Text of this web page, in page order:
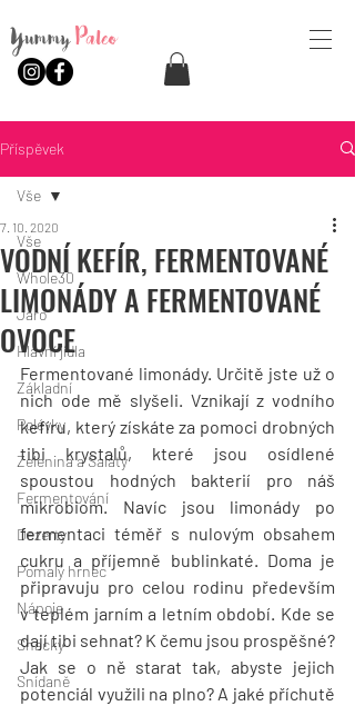
YummyPaleo
Příspěvek
Vše
Whole30
Jaro
Hlavní jídla
Základní
Polévky
Zelenina a Saláty
Fermentování
Dezerty
Pomalý hrnec
Nápoje
Snacky
Snídaně
Vše
VODNÍ KEFÍR, FERMENTOVANÉ
LIMONÁDY A FERMENTOVANÉ
OVOCE
7. 10. 2020
Fermentované limonády. Určitě jste už o
nich ode mě slyšeli. Vznikají z vodního
kefíru, který získáte za pomoci drobných
tibi krystalů, které jsou osídlené
spoustou hodných bakterií pro náš
mikrobiom. Navíc jsou limonády po
fermentaci téměř s nulovým obsahem
cukru a příjemně bublinkaté. Doma je
připravuju pro celou rodinu především
v teplém jarním a letním období. Kde se
dají tibi sehnat? K čemu jsou prospěšné?
Jak se o ně starat tak, abyste jejich
potenciál využili na plno? A jaké příchutě